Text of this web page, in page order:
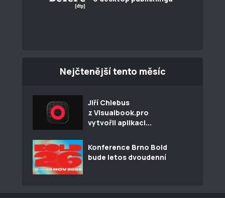
Nejčtenější tento měsíc
Jiří Chlebus
z Visualbook.pro
vytvořil aplikaci...
Konference Brno Bold
bude letos dvoudenní